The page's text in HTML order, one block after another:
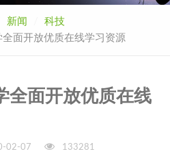
新闻
科技
面开放优质在线学习资源
全面开放优质在线
02-07 133281